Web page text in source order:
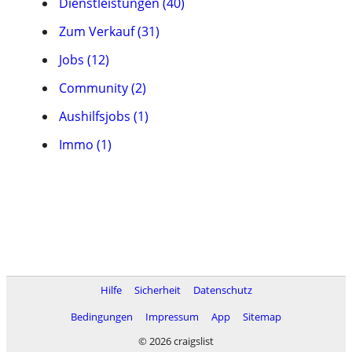
Zum Verkauf (31)
Jobs (12)
Community (2)
Aushilfsjobs (1)
Immo (1)
Hilfe Sicherheit
Datenschutz
Bedingungen
Impressum App
Sitemap
© 2026 craigslist